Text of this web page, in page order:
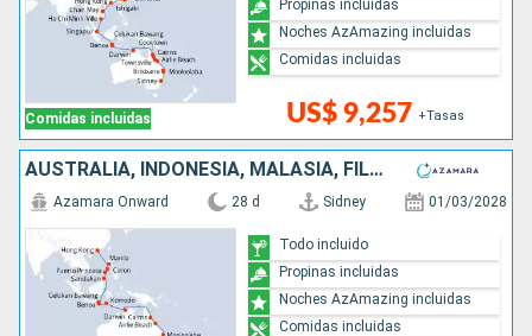
Comidas incluidas US$ 9,257 +Tasas
Propinas incluidas
Noches AzAmazing incluidas
Comidas incluidas
AUSTRALIA, INDONESIA, MALASIA, FILIPINAS, CHINA
Azamara Onward 28 d Sidney 01/03/2028
Todo incluido
Propinas incluidas
Noches AzAmazing incluidas
Comidas incluidas